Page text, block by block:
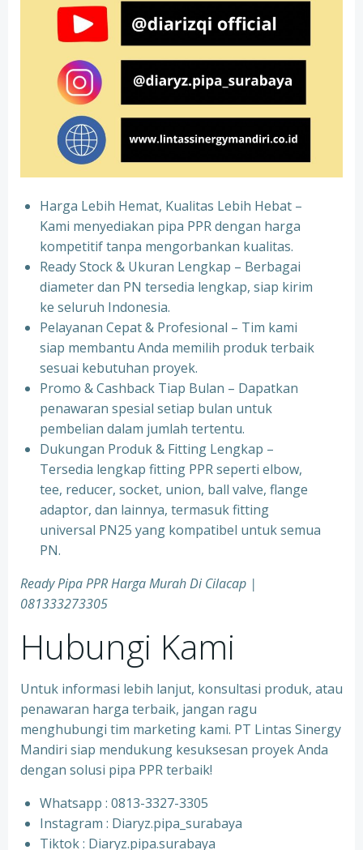
Harga Lebih Hemat, Kualitas Lebih Hebat –
Kami menyediakan pipa PPR dengan harga
kompetitif tanpa mengorbankan kualitas.
⁠Ready Stock & Ukuran Lengkap – Berbagai
diameter dan PN tersedia lengkap, siap kirim
ke seluruh Indonesia.
⁠Pelayanan Cepat & Profesional – Tim kami
siap membantu Anda memilih produk terbaik
sesuai kebutuhan proyek.
⁠Promo & Cashback Tiap Bulan – Dapatkan
penawaran spesial setiap bulan untuk
pembelian dalam jumlah tertentu.
⁠Dukungan Produk & Fitting Lengkap –
Tersedia lengkap fitting PPR seperti elbow,
tee, reducer, socket, union, ball valve, flange
adaptor, dan lainnya, termasuk fitting
universal PN25 yang kompatibel untuk semua
PN.
Ready Pipa PPR Harga Murah Di Cilacap |
081333273305
Hubungi Kami
Untuk informasi lebih lanjut, konsultasi produk, atau
penawaran harga terbaik, jangan ragu
menghubungi tim marketing kami. PT Lintas Sinergy
Mandiri siap mendukung kesuksesan proyek Anda
dengan solusi pipa PPR terbaik!
Whatsapp : 0813-3327-3305
⁠Instagram : Diaryz.pipa_surabaya
⁠Tiktok : Diaryz.pipa.surabaya